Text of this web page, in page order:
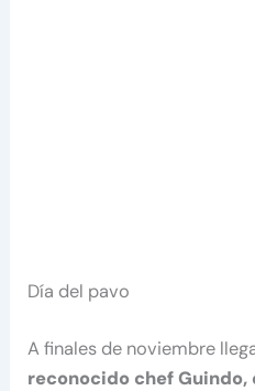
Día del pavo
A finales de noviembre
reconocido chef